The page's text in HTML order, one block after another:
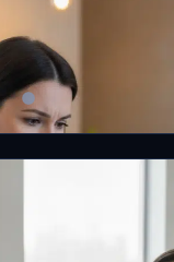
งินดิจิทัล 2.0’ จัดสรร
ล…
23 มิถุนายน 2026
ง! เทรนด์ลงทุนยุคให
ด…